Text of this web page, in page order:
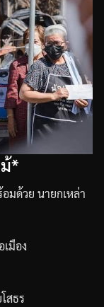
*
มด้วย นายกเหล่า
เมือง
สธร